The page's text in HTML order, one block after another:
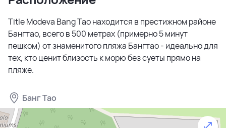
Title Modeva Bang Tao находится в престижном районе
Бангтао, всего в 500 метрах (примерно 5 минут
пешком) от знаменитого пляжа Бангтао - идеально для
тех, кто ценит близость к морю без суеты прямо на
пляже.
Банг Тао